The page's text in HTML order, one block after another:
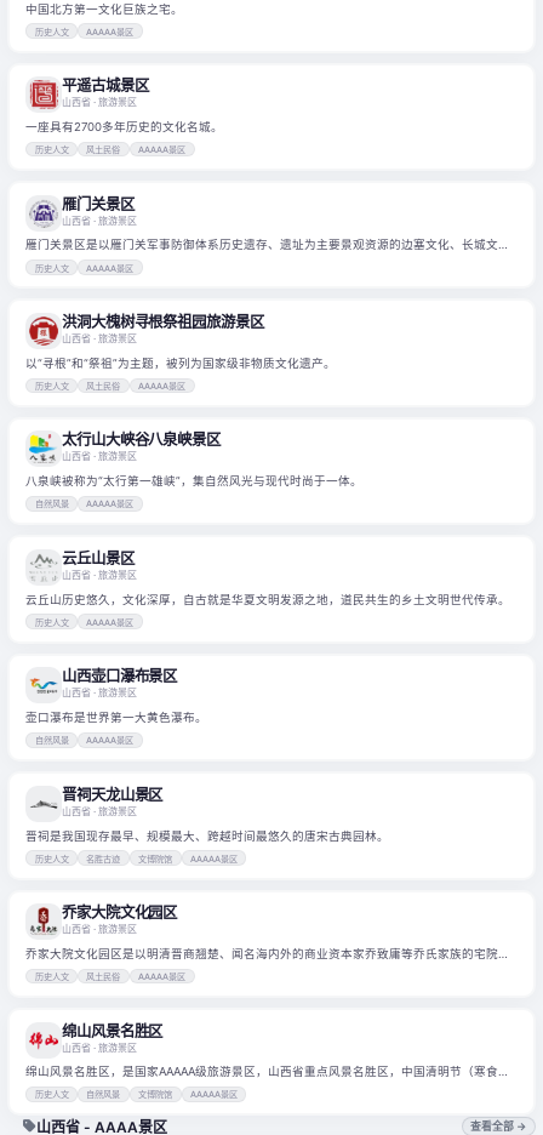
中国北方第一文化巨族之宅。
历史人文 AAAAA景区
平遥古城景区
山西省· 旅游景区
一座具有2700多年历史的文化名城。
历史人文 风土民俗 AAAAA景区
雁门关景区
山西省· 旅游景区
雁门关景区是以雁门关军事防御体系历史遗存、遗址为主要景观资源的边塞文化、长城文
化、关隘文化旅游区。
历史人文 AAAAA景区
洪洞大槐树寻根祭祖园旅游景区
山西省· 旅游景区
以“寻根”和“祭祖”为主题，被列为国家级非物质文化遗产。
历史人文 风土民俗 AAAAA景区
太行山大峡谷八泉峡景区
山西省· 旅游景区
八泉峡被称为“太行第一雄峡”，集自然风光与现代时尚于一体。
自然风景 AAAAA景区
云丘山景区
山西省· 旅游景区
云丘山历史悠久，文化深厚，自古就是华夏文明发源之地，道民共生的乡土文明世代传承。
历史人文 AAAAA景区
山西壶口瀑布景区
山西省· 旅游景区
壶口瀑布是世界第一大黄色瀑布。
自然风景 AAAAA景区
晋祠天龙山景区
山西省· 旅游景区
晋祠是我国现存最早、规模最大、跨越时间最悠久的唐宋古典园林。
历史人文 名胜古迹 文博院馆 AAAAA景区
乔家大院文化园区
山西省· 旅游景区
乔家大院文化园区是以明清晋商翘楚、闻名海内外的商业资本家乔致庸等乔氏家族的宅院而
得名。
历史人文 风土民俗 AAAAA景区
绵山风景名胜区
山西省· 旅游景区
绵山风景名胜区，是国家AAAAA级旅游景区，山西省重点风景名胜区，中国清明节（寒食
节）发源地，中国寒食清明文化研究中心，中国寒食清明文化博物馆。
历史人文 自然风景 文博院馆 AAAAA景区
山西省 - AAAA景区 查看全部 →